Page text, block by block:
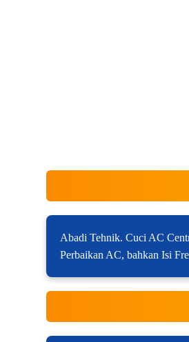
Abadi Tehnik. Cuci AC
Perbaikan AC, bahkan Isi